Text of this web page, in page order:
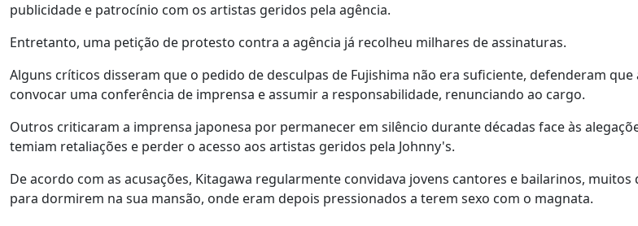
publicidade e patrocínio com os artistas geridos pela agência.
Entretanto, uma petição de protesto contra a agência já recolheu milhares de assinaturas.
Alguns críticos disseram que o pedido de desculpas de Fujishima não era suficiente, defenderam que
convocar uma conferência de imprensa e assumir a responsabilidade, renunciando ao cargo.
Outros criticaram a imprensa japonesa por permanecer em silêncio durante décadas face às
temiam retaliações e perder o acesso aos artistas geridos pela Johnny's.
De acordo com as acusações, Kitagawa regularmente convidava jovens cantores e bailarinos, muitos
para dormirem na sua mansão, onde eram depois pressionados a terem sexo com o magnata.